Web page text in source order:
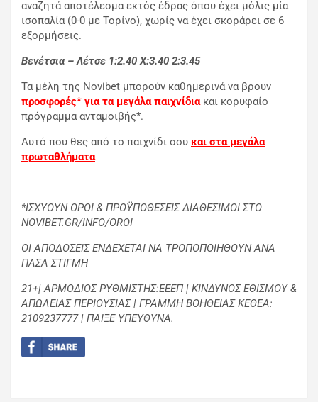
αναζητά αποτέλεσμα εκτός έδρας όπου έχει μόλις μία
ισοπαλία (0-0 με Τορίνο), χωρίς να έχει σκοράρει σε 6
εξορμήσεις.
Βενέτσια – Λέτσε 1:2.40X:3.40 2:3.45
Τα μέλη της Novibet μπορούν καθημερινά να βρουν
προσφορές* για τα μεγάλα παιχνίδιακαι κορυφαίο
πρόγραμμα ανταμοιβής*.
Αυτό που θες από το παιχνίδι σου και στα μεγάλα
πρωταθλήματα
*ΙΣΧΥΟΥΝ ΟΡΟΙ & ΠΡΟΫΠΟΘΕΣΕΙΣ ΔΙΑΘΕΣΙΜΟΙ ΣΤΟ
NOVIBET.GR/INFO/OROI
ΟΙ ΑΠΟΔΟΣΕΙΣ ΕΝΔΕΧΕΤΑΙ ΝΑ ΤΡΟΠΟΠΟΙΗΘΟΥΝ ΑΝΑ
ΠΑΣΑ ΣΤΙΓΜΗ
21+| ΑΡΜΟΔΙΟΣ ΡΥΘΜΙΣΤΗΣ:ΕΕΕΠ | ΚΙΝΔΥΝΟΣ ΕΘΙΣΜΟΥ &
ΑΠΩΛΕΙΑΣ ΠΕΡΙΟΥΣΙΑΣ | ΓΡΑΜΜΗ ΒΟΗΘΕΙΑΣ ΚΕΘΕΑ:
2109237777 | ΠΑΙΞΕ ΥΠΕΥΘΥΝΑ.